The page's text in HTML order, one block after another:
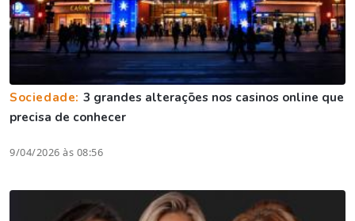
Sociedade: 3 grandes alterações nos casinos online que
precisa de conhecer
9/04/2026 às 08:56